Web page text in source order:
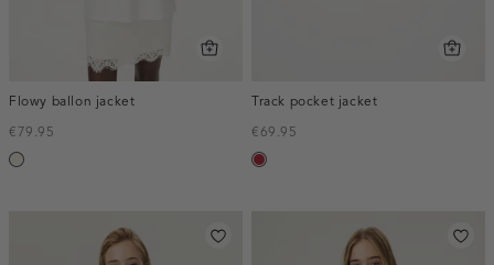
Flowy ballon jacket
€79.95
wit,
Track pocket jacket
€69.95
donkerrood